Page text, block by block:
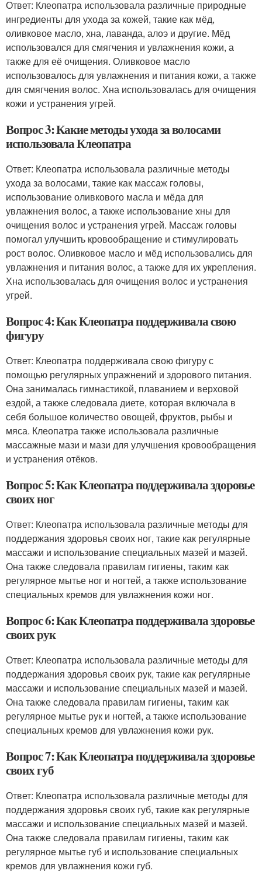
Ответ: Клеопатра использовала различные природные
ингредиенты для ухода за кожей, такие как мёд,
оливковое масло, хна, лаванда, алоэ и другие. Мёд
использовался для смягчения и увлажнения кожи, а
также для её очищения. Оливковое масло
использовалось для увлажнения и питания кожи, а также
для смягчения волос. Хна использовалась для очищения
кожи и устранения угрей.
Вопрос 3: Какие методы ухода за волосами
использовала Клеопатра
Ответ: Клеопатра использовала различные методы
ухода за волосами, такие как массаж головы,
использование оливкового масла и мёда для
увлажнения волос, а также использование хны для
очищения волос и устранения угрей. Массаж головы
помогал улучшить кровообращение и стимулировать
рост волос. Оливковое масло и мёд использовались для
увлажнения и питания волос, а также для их укрепления.
Хна использовалась для очищения волос и устранения
угрей.
Вопрос 4: Как Клеопатра поддерживала свою
фигуру
Ответ: Клеопатра поддерживала свою фигуру с
помощью регулярных упражнений и здорового питания.
Она занималась гимнастикой, плаванием и верховой
ездой, а также следовала диете, которая включала в
себя большое количество овощей, фруктов, рыбы и
мяса. Клеопатра также использовала различные
массажные мази и мази для улучшения кровообращения
и устранения отёков.
Вопрос 5: Как Клеопатра поддерживала здоровье
своих ног
Ответ: Клеопатра использовала различные методы для
поддержания здоровья своих ног, такие как регулярные
массажи и использование специальных мазей и мазей.
Она также следовала правилам гигиены, таким как
регулярное мытье ног и ногтей, а также использование
специальных кремов для увлажнения кожи ног.
Вопрос 6: Как Клеопатра поддерживала здоровье
своих рук
Ответ: Клеопатра использовала различные методы для
поддержания здоровья своих рук, такие как регулярные
массажи и использование специальных мазей и мазей.
Она также следовала правилам гигиены, таким как
регулярное мытье рук и ногтей, а также использование
специальных кремов для увлажнения кожи рук.
Вопрос 7: Как Клеопатра поддерживала здоровье
своих губ
Ответ: Клеопатра использовала различные методы для
поддержания здоровья своих губ, такие как регулярные
массажи и использование специальных мазей и мазей.
Она также следовала правилам гигиены, таким как
регулярное мытье губ и использование специальных
кремов для увлажнения кожи губ.